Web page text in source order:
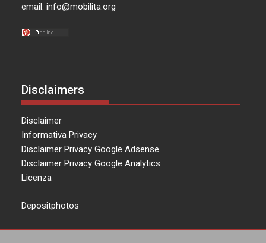
email:info@mobilita.org
Disclaimers
Disclaimer
Informativa Privacy
Disclaimer Privacy Google Adsense
Disclaimer Privacy Google Analytics
Licenza
Depositphotos